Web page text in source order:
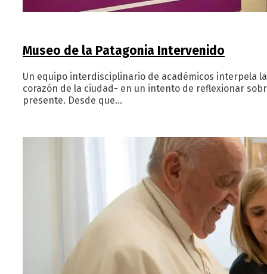
Museo de la Patagonia Intervenido
Un equipo interdisciplinario de académicos interpela
corazón de la ciudad- en un intento de reflexionar
presente. Desde que…